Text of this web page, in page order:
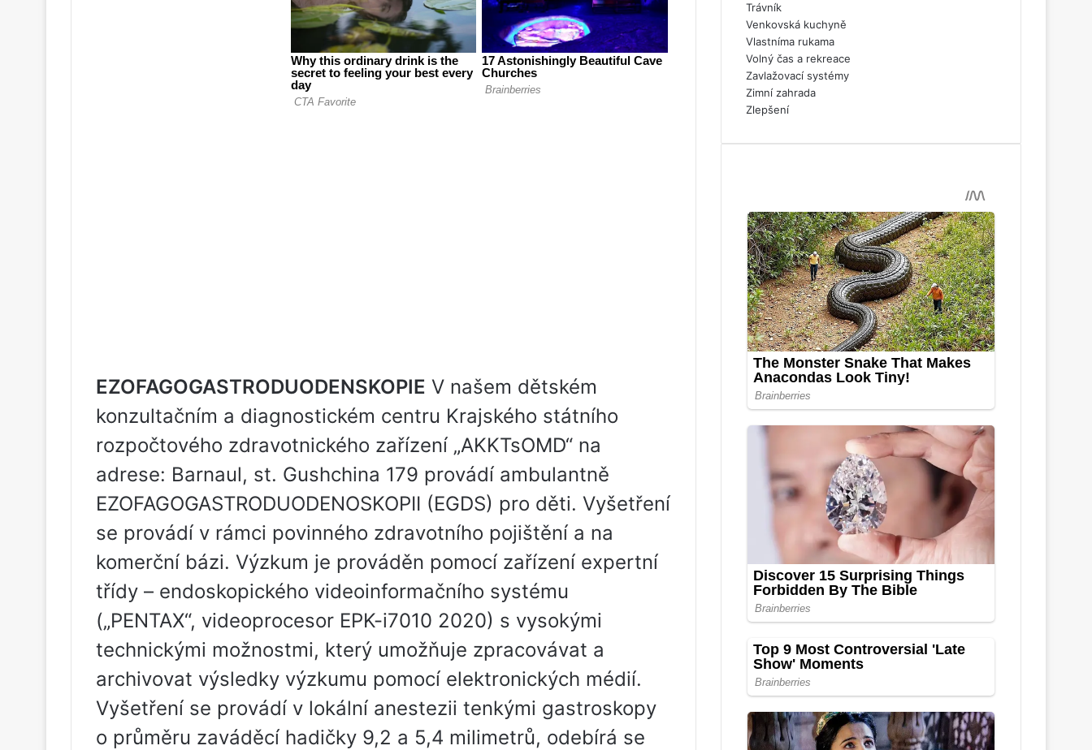
EZOFAGOGASTRODUODENSKOPIE V našem dětském
konzultačním a diagnostickém centru Krajského státního
rozpočtového zdravotnického zařízení „AKKTsOMD“ na
adrese: Barnaul, st. Gushchina 179 provádí ambulantně
EZOFAGOGASTRODUODENOSKOPII (EGDS) pro děti. Vyšetření
se provádí v rámci povinného zdravotního pojištění a na
komerční bázi. Výzkum je prováděn pomocí zařízení expertní
třídy – endoskopického videoinformačního systému
(„PENTAX“, videoprocesor EPK-i7010 2020) s vysokými
technickými možnostmi, který umožňuje zpracovávat a
archivovat výsledky výzkumu pomocí elektronických médií.
Vyšetření se provádí v lokální anestezii tenkými gastroskopy
o průměru zaváděcí hadičky 9,2 a 5,4 milimetrů, odebírá se
Trávník
Venkovská kuchyně
Vlastníma rukama
Volný čas a rekreace
Zavlažovací systémy
Zimní zahrada
Zlepšení